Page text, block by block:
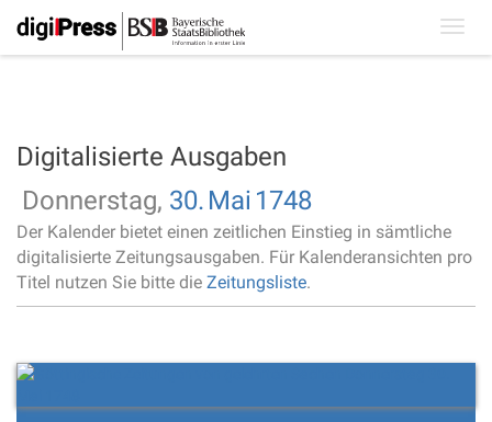
Digitalisierte Ausgaben
Donnerstag, 30. Mai 1748
Der Kalender bietet einen zeitlichen Einstieg in sämtliche
digitalisierte Zeitungsausgaben. Für Kalenderansichten pro
Titel nutzen Sie bitte die Zeitungsliste.